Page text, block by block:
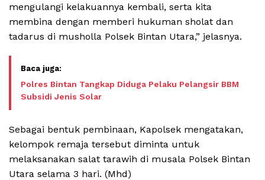
mengulangi kelakuannya kembali, serta kita
membina dengan memberi hukuman sholat dan
tadarus di musholla Polsek Bintan Utara,” jelasnya.
Polres Bintan Tangkap Diduga Pelaku Pelangsir BBM
Subsidi Jenis Solar
Sebagai bentuk pembinaan, Kapolsek mengatakan,
kelompok remaja tersebut diminta untuk
melaksanakan salat tarawih di musala Polsek Bintan
Utara selama 3 hari. (Mhd)